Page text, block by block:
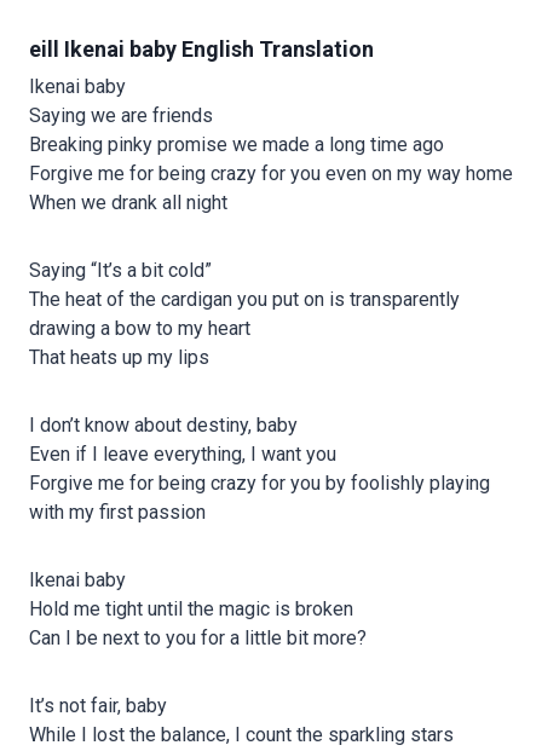
eill Ikenai baby English Translation
Ikenai baby
Saying we are friends
Breaking pinky promise we made a long time ago
Forgive me for being crazy for you even on my way home
When we drank all night
Saying “It’s a bit cold”
The heat of the cardigan you put on is transparently
drawing a bow to my heart
That heats up my lips
I don’t know about destiny, baby
Even if I leave everything, I want you
Forgive me for being crazy for you by foolishly playing
with my first passion
Ikenai baby
Hold me tight until the magic is broken
Can I be next to you for a little bit more?
It’s not fair, baby
While I lost the balance, I count the sparkling stars